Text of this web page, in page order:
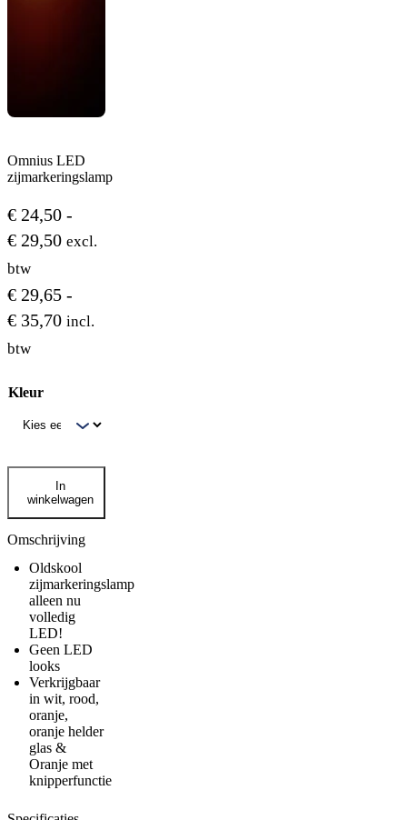
Omnius LED
zijmarkeringslamp
€ 24,50 -
€ 29,50Prijsklasse:
€ 29,50
excl.
btw
€ 29,65 -
€ 35,70Prijsklasse:
incl.
btw
Kleur
Omnius
zijmarkeringslamp
aantal
In
winkelwagen
Omschrijving
Oldskool
zijmarkeringslamp
alleen nu
volledig
LED!
Geen LED
looks
Verkrijgbaar
in wit, rood,
oranje,
oranje helder
glas &
Oranje met
knipperfunctie